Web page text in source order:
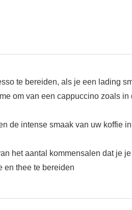
te bereiden, als je een lading
om van een cappuccino zoals
de intense smaak van uw koffie
het aantal kommensalen dat je
en thee te bereiden